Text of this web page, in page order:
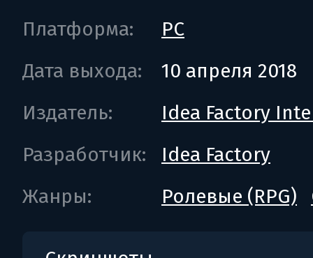
Платформа:
PC
Дата выхода:
10 апреля 2018
Издатель:
Idea Factory
Разработчик:
Idea Factory
Жанры:
Ролевые (RPG)